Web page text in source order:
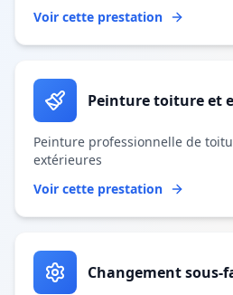
Voir cette prestation
Peinture toiture et
Peinture professionnelle de
extérieures
Voir cette prestation
Changement sous-